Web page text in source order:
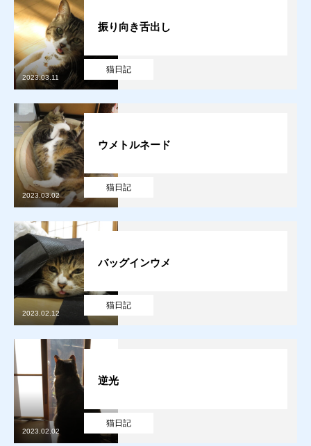
猫日記
振り向き舌出し
2023.03.11
猫日記
ウメトルネード
2023.03.02
猫日記
バッグインウメ
2023.02.12
猫日記
逆光
2023.02.02